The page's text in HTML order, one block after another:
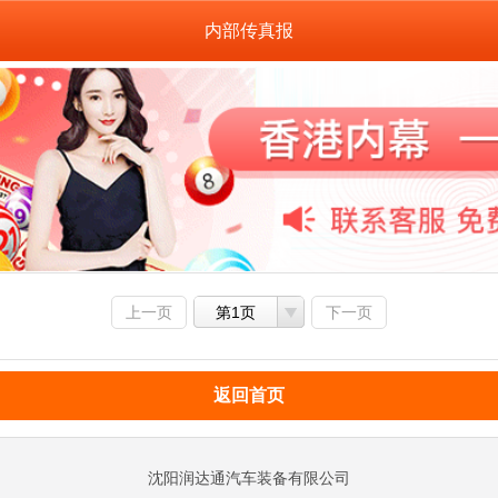
内部传真报
上一页 第1页 下一页
返回首页
沈阳润达通汽车装备有限公司